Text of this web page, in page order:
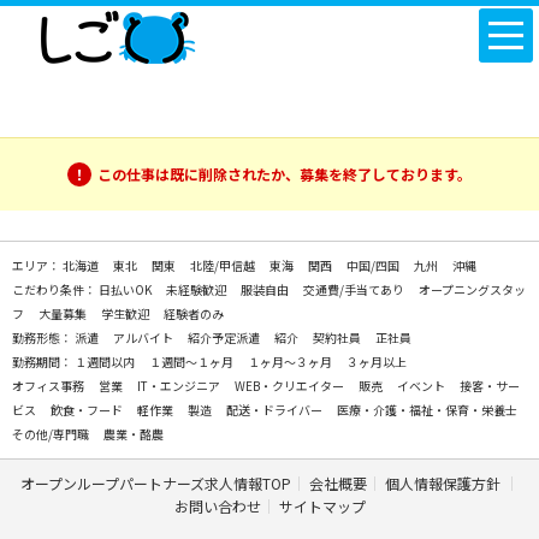
この仕事は既に削除されたか、募集を終了しております。
エリア： 北海道 東北 関東 北陸/甲信越 東海 関西 中国/四国 九州
沖縄
こだわり条件： 日払いOK 未経験歓迎 服装自由 交通費/手当てあり
オープニングスタッ
フ
大量募集 学生歓迎
経験者のみ
勤務形態： 派遣 アルバイト 紹介予定派遣 紹介 契約社員
正社員
勤務期間： １週間以内 １週間～１ヶ月 １ヶ月～３ヶ月
３ヶ月以上
オフィス事務
営業 IT・エンジニア WEB・クリエイター 販売 イベント
接客・サー
ビス
飲食・フード 軽作業 製造 配送・ドライバー
医療・介護・福祉・保育・栄養士
その他/専門職
農業・酪農
オープンループパートナーズ求人情報TOP 会社概要
個人情報保護方針
お問い合わせ
サイトマップ